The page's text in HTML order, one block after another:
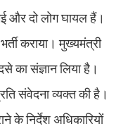
और दो लोग घायल हैं।
कराया। मुख्यमंत्री
का संज्ञान लिया है।
संवेदना व्यक्त की है।
के निर्देश अधिकारियों